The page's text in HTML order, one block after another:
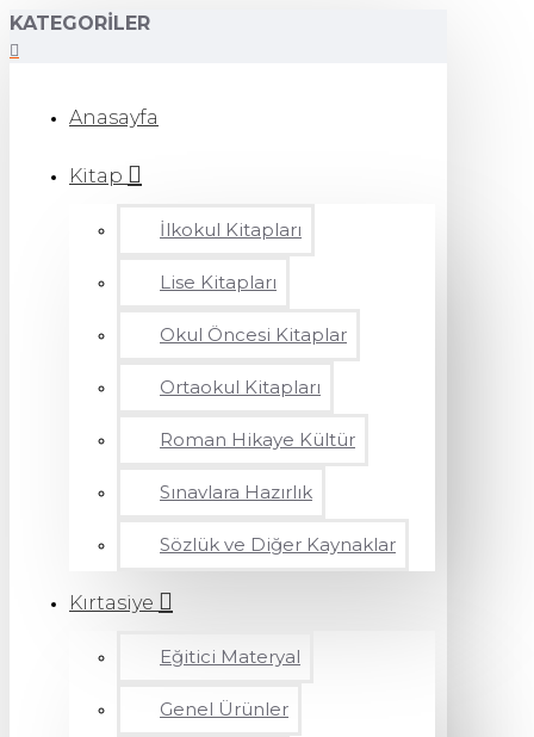
KATEGORILER
Anasayfa
Kitap
İlkokul Kitapları
Lise Kitapları
Okul Öncesi Kitaplar
Ortaokul Kitapları
Roman Hikaye Kültür
Sınavlara Hazırlık
Sözlük ve Diğer Kaynaklar
Kırtasiye
Eğitici Materyal
Genel Ürünler